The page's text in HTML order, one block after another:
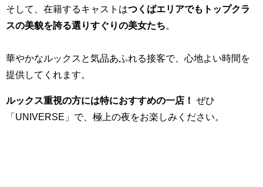
そして、在籍するキャストはつくばエリアでもトップクラ
スの美貌を誇る選りすぐりの美女たち
華やかなルックスと気品あふれる接客で、心地よい時間を
提供してくれます。
ルックス重視の方には特におすすめの一店！
ぜひ
「UNIVERSE」で、極上の夜をお楽しみください。